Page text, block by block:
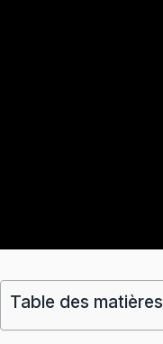
Table des matières